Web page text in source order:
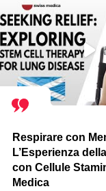
Respirare con
L’Esperienza
con Cellule
Medica